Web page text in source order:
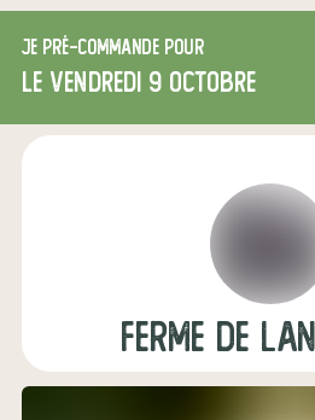
Je pré-commande pour
le vendredi 9 octobre
Ferme de